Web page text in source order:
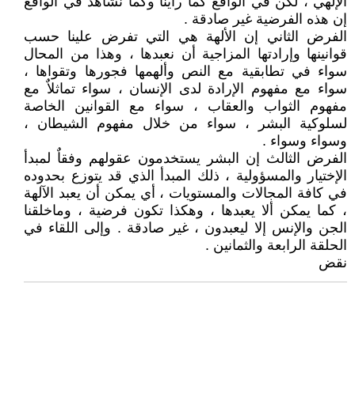
إن هذه الفرضية غير صادقة .
الفرض الثاني إن الألهة هي التي تفرض علينا حسب
قوانينها وإرادتها المزاجية أن نعبدها ، وهذا من المحال
سواء في تطابقية مع النص وألهمها فجورها وتقواها ،
سواء مع مفهوم الإرادة لدى الإنسان ، سواء تماثلاٌ مع
مفهوم الثواب والعقاب ، سواء مع القوانين الخاصة
لسلوكية البشر ، سواء من خلال مفهوم الشيطان ،
وسواء وسواء .
الفرض الثالث إن البشر يستخدمون عقولهم وفقاٌ لمبدأ
الإختيار والمسؤولية ، ذلك المبدأ الذي قد يتوزع بحدوده
في كافة المجالات والمستويات ، أي يمكن أن يعبد الآلهة
، كما يمكن ألا يعبدها ، وهكذا تكون فرضية ، وماخلقنا
الجن والإنس إلا ليعبدون ، غير صادقة . وإلى اللقاء في
الحلقة الرابعة والثمانين .
نقض